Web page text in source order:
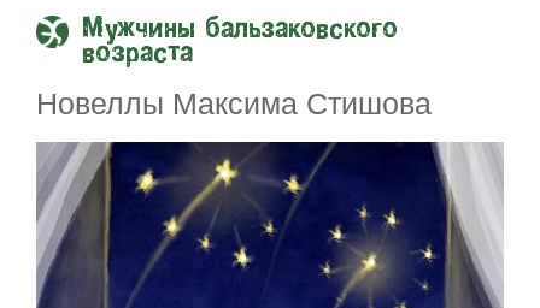
Мужчины бальзаковского
возраста
Новеллы Максима Стишова